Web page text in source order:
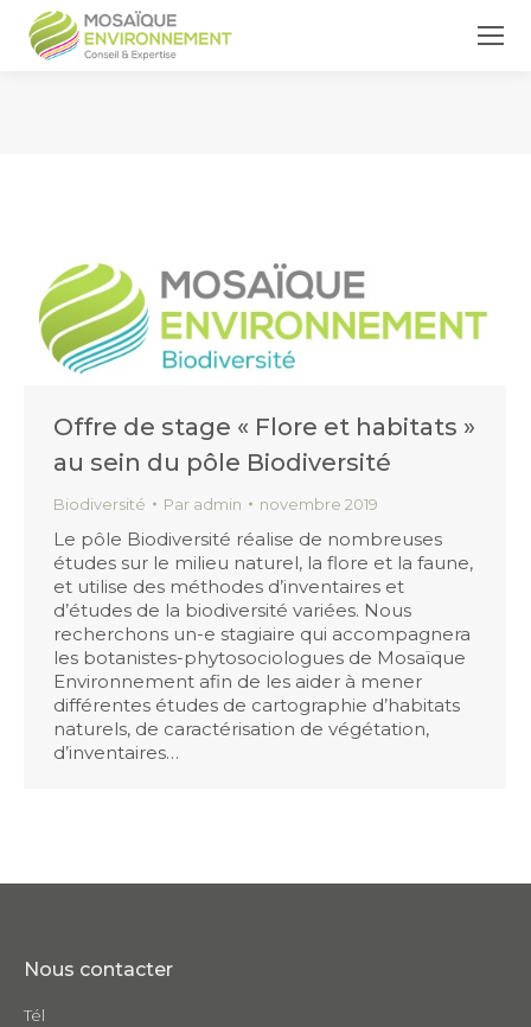
Offre de stage « Flore et habitats »
au sein du pôle Biodiversité
Biodiversité Par admin novembre 2019
Le pôle Biodiversité réalise de nombreuses
études sur le milieu naturel, la flore et la faune,
et utilise des méthodes d’inventaires et
d’études de la biodiversité variées. Nous
recherchons un-e stagiaire qui accompagnera
les botanistes-phytosociologues de Mosaïque
Environnement afin de les aider à mener
différentes études de cartographie d’habitats
naturels, de caractérisation de végétation,
d’inventaires…
Nous contacter
Tél